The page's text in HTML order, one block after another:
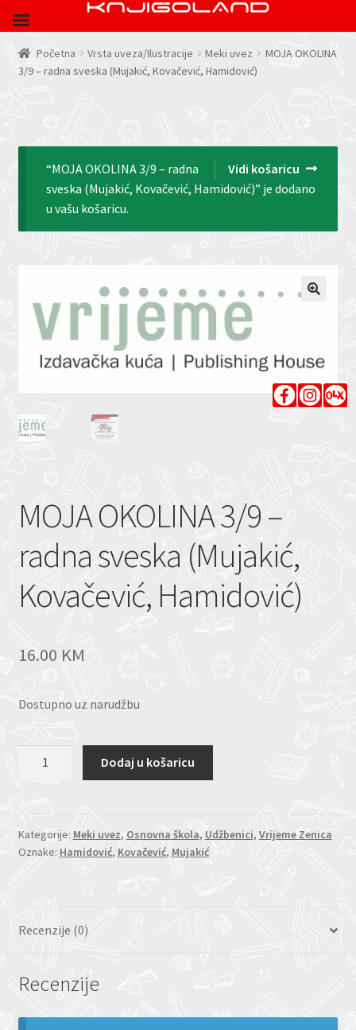
Početna Vrsta uveza/Ilustracije Meki uvez
MOJA OKOLINA
3/9 – radna sveska (Mujakić, Kovačević, Hamidović)
Vidi košaricu
“MOJA OKOLINA 3/9 – radna
sveska (Mujakić, Kovačević, Hamidović)” je dodano
u vašu košaricu.
MOJA OKOLINA 3/9 –
radna sveska (Mujakić,
Kovačević, Hamidović)
16.00 KM
Dostupno uz narudžbu
-
radna
sveska
Hamidović)
količina
Dodaj u košaricu
Kategorije: Meki uvez, Osnovna škola, Udžbenici, Vrijeme Zenica
Oznake: Hamidović, Kovačević, Mujakić
Recenzije (0)
Recenzije